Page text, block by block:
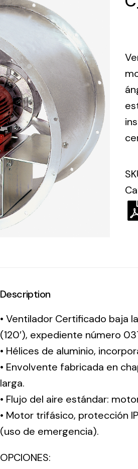
eléctrico.
Lighting and
Electrical
Equipment
Complete
solutions in
lighting and
electrical
material for
each project
Description
• Ventilador Certificado baja
(120′), expediente número
• Hélices de aluminio,
• Envolvente fabricada en
larga.
• Flujo del aire estándar:
• Motor trifásico, protección
(uso de emergencia).
OPCIONES: